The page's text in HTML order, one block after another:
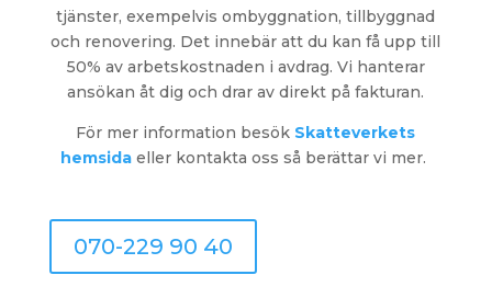
tjänster, exempelvis ombyggnation, tillbyggnad
och renovering. Det innebär att du kan få upp till
50% av arbetskostnaden i avdrag. Vi hanterar
ansökan åt dig och drar av direkt på fakturan.
För mer information besök Skatteverkets
hemsida eller kontakta oss så berättar vi mer.
070-229 90 40